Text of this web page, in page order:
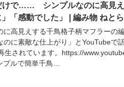
けで…… シンプルなのに高見え
「感動でした」 | 編み物 ねと
高見えする千鳥格子柄マフラーの
のに素敵な仕上がり」とYouTubeで
生されています。https://
プルで簡単千鳥…